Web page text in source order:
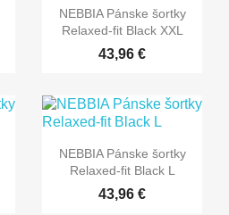
NEBBIA Pánske šortky
Relaxed-fit Black XXL
43,96 €
NEBBIA Pánske šortky
Relaxed-fit Black L
43,96 €